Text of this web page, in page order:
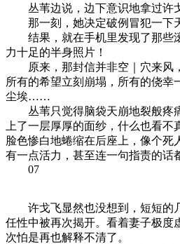
丛苇边说，边下意识地拿过许戈
那一刻，她决定破例冒犯一下天
结果，就在手机里发现了那些
力十足的半身照片！
原来，那封信并非空｜穴来风，
所有的希望立刻崩塌，所有的侥幸
尘埃……
丛苇只觉得脑袋天崩地裂般疼
上了一层厚厚的面纱，什么也看
脸色惨白地蜷缩在后座上，像个死
有一点活力，甚至连一句指责的话
07
许戈飞显然也没想到，短短的
任性中被再次揭开。看着妻子极度
次怕是再也解释不清了。